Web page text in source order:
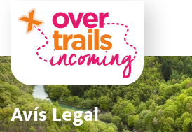
Avís Legal